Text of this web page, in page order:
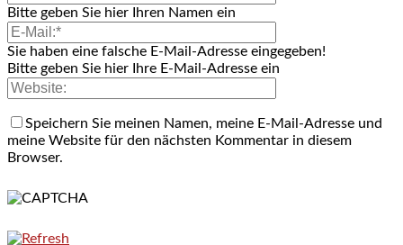
Bitte geben Sie hier Ihren Namen ein
Sie haben eine falsche E-Mail-Adresse eingegeben!
Bitte geben Sie hier Ihre E-Mail-Adresse ein
Speichern Sie meinen Namen, meine E-Mail-Adresse und
meine Website für den nächsten Kommentar in diesem
Browser.